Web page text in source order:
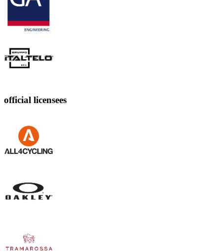
official licensees